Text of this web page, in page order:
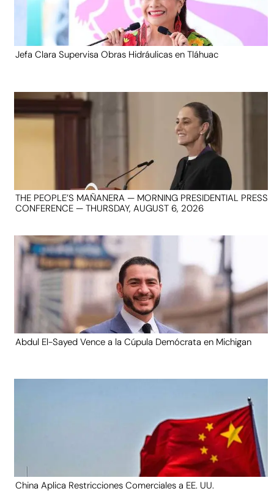
Jefa Clara Supervisa Obras Hidráulicas en Tláhuac
THE PEOPLE’S MAÑANERA — MORNING PRESIDENTIAL PRESS
CONFERENCE — THURSDAY, AUGUST 6, 2026
Abdul El-Sayed Vence a la Cúpula Demócrata en Michigan
China Aplica Restricciones Comerciales a EE. UU.